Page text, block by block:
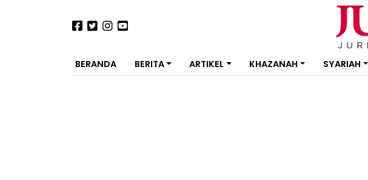
BERANDA BERITA ARTIKEL KHAZANAH SYARIAH